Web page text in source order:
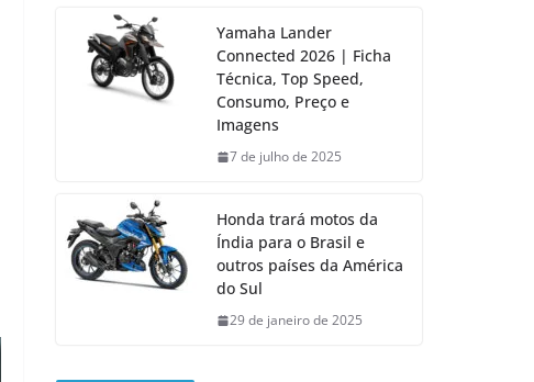
Yamaha Lander
Connected 2026 | Ficha
Técnica, Top Speed,
Consumo, Preço e
Imagens
7 de julho de 2025
Honda trará motos da
Índia para o Brasil e
outros países da América
do Sul
29 de janeiro de 2025